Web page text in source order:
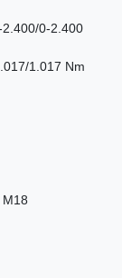
0-2.400
1.017 Nm